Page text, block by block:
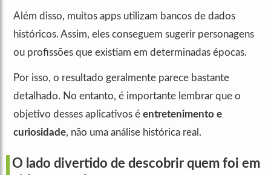
Além disso, muitos apps utilizam bancos de dados
históricos. Assim, eles conseguem sugerir personagens
ou profissões que existiam em determinadas épocas.
Por isso, o resultado geralmente parece bastante
detalhado. No entanto, é importante lembrar que o
objetivo desses aplicativos é entretenimento e
curiosidade, não uma análise histórica real.
O lado divertido de descobrir quem foi em